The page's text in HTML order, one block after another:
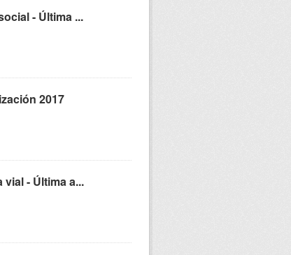
- Última ...
2017
- Última a...